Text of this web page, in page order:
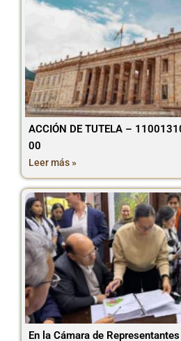
ACCIÓN DE TUTELA –
00
Leer más »
En la Cámara de